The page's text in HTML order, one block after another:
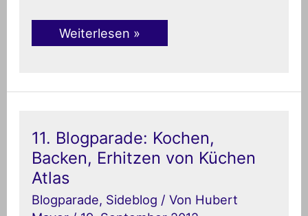
Weiterlesen »
11. Blogparade: Kochen,
Backen, Erhitzen von Küchen
Atlas
Blogparade, Sideblog / Von Hubert
11.
Blogparade:
Kochen,
Backen,
Erhitzen
von
Küchen